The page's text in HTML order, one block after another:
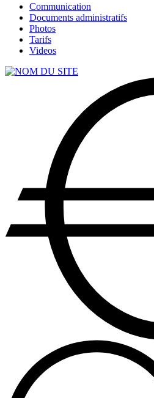
Communication
Documents administratifs
Photos
Tarifs
Videos